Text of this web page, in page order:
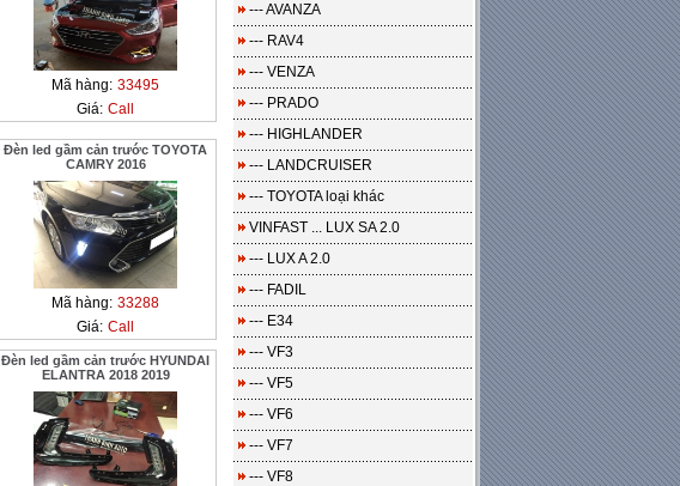
Mã hàng: 33495
Giá: Call
Đèn led gầm cản trước TOYOTA
CAMRY 2016
Mã hàng: 33288
Giá: Call
Đèn led gầm cản trước HYUNDAI
ELANTRA 2018 2019
--- AVANZA
--- RAV4
--- VENZA
--- PRADO
--- HIGHLANDER
--- LANDCRUISER
--- TOYOTA loại khác
VINFAST ... LUX SA 2.0
--- LUX A 2.0
--- FADIL
--- E34
--- VF3
--- VF5
--- VF6
--- VF7
--- VF8